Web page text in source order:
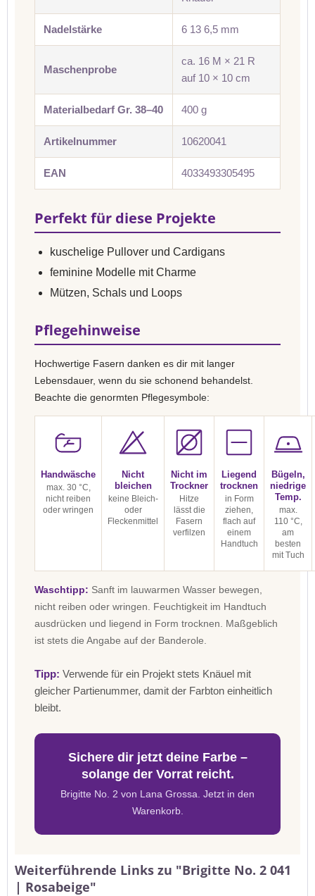
Nadelstärke 6 13 6,5 mm
Maschenprobe
ca. 16 M × 21 R
auf 10 × 10 cm
Materialbedarf Gr. 38–40 400 g
Artikelnummer 10620041
EAN 4033493305495
Perfekt für diese Projekte
kuschelige Pullover und Cardigans
feminine Modelle mit Charme
Mützen, Schals und Loops
Pflegehinweise
Hochwertige Fasern danken es dir mit langer
Lebensdauer, wenn du sie schonend behandelst.
Beachte die genormten Pflegesymbole:
Handwäsche
max. 30 °C,
nicht reiben
oder wringen
Nicht
bleichen
keine Bleich-
oder
Fleckenmittel
Nicht im
Trockner
Hitze
lässt die
Fasern
verfilzen
Liegend
trocknen
in Form
ziehen,
flach auf
einem
Handtuch
Bügeln,
niedrige
Temp.
max.
110 °C,
am
besten
mit Tuch
Waschtipp: Sanft im lauwarmen Wasser bewegen,
nicht reiben oder wringen. Feuchtigkeit im Handtuch
ausdrücken und liegend in Form trocknen. Maßgeblich
ist stets die Angabe auf der Banderole.
Tipp: Verwende für ein Projekt stets Knäuel mit
gleicher Partienummer, damit der Farbton einheitlich
bleibt.
Sichere dir jetzt deine Farbe –
solange der Vorrat reicht.
Brigitte No. 2 von Lana Grossa. Jetzt in den
Warenkorb.
Weiterführende Links zu "Brigitte No. 2 041
| Rosabeige"